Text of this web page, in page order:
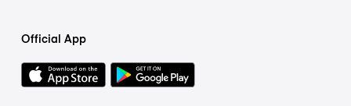
Official App